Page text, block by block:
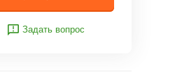
Задать вопрос